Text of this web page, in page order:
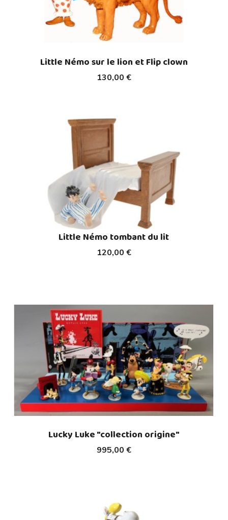
130,00 €
Little Némo sur le lion et Flip clown
120,00 €
Little Némo tombant du lit
995,00 €
Lucky Luke "collection origine"